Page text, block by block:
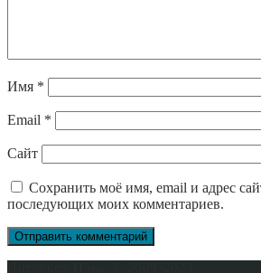
Имя *
Email *
Сайт
Сохранить моё имя, email и адрес
последующих моих комментариев.